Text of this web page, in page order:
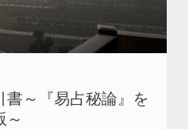
書～『易占秘論』を
～